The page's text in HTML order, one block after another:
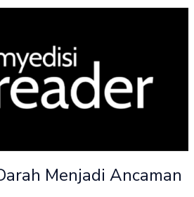
Menjadi Ancaman